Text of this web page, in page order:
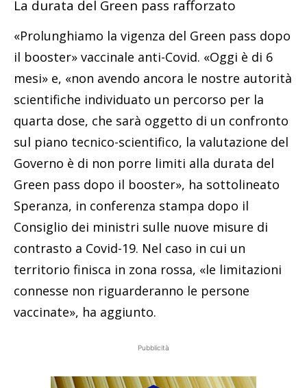
Governo è di non porre limiti alla durata del
Green pass dopo il booster», ha sottolineato
Speranza, in conferenza stampa dopo il
Consiglio dei ministri sulle nuove misure di
contrasto a Covid-19. Nel caso in cui un
territorio finisca in zona rossa, «le limitazioni
connesse non riguarderanno le persone
vaccinate», ha aggiunto.